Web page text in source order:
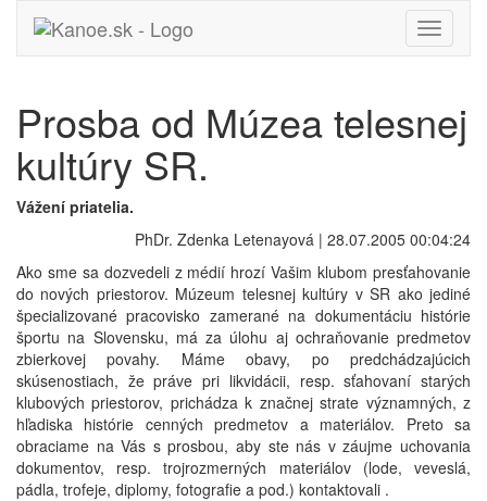
Toggle
Prosba od Múzea telesnej
kultúry SR.
Vážení priatelia.
PhDr. Zdenka Letenayová | 28.07.2005 00:04:24
Ako sme sa dozvedeli z médií hrozí Vašim klubom presťahovanie
do nových priestorov. Múzeum telesnej kultúry v SR ako jediné
špecializované pracovisko zamerané na dokumentáciu histórie
športu na Slovensku, má za úlohu aj ochraňovanie predmetov
zbierkovej povahy. Máme obavy, po predchádzajúcich
skúsenostiach, že práve pri likvidácii, resp. sťahovaní starých
klubových priestorov, prichádza k značnej strate významných, z
hľadiska histórie cenných predmetov a materiálov. Preto sa
obraciame na Vás s prosbou, aby ste nás v záujme uchovania
dokumentov, resp. trojrozmerných materiálov (lode, veveslá,
pádla, trofeje, diplomy, fotografie a pod.) kontaktovali .